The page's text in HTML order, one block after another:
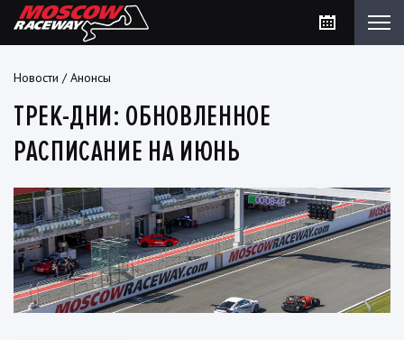
Новости /Анонсы
ТРЕК-ДНИ: ОБНОВЛЕННОЕ
РАСПИСАНИЕ НА ИЮНЬ